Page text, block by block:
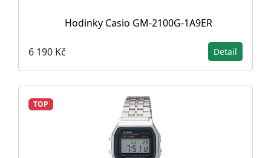
Hodinky Casio GM-2100G-1A9ER
6 190 Kč Detail
TOP